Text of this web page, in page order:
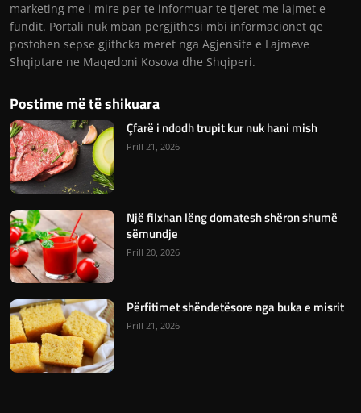
marketing me i mire per te informuar te tjeret me lajmet e
fundit. Portali nuk mban pergjithesi mbi informacionet qe
postohen sepse gjithcka meret nga Agjensite e Lajmeve
Shqiptare ne Maqedoni Kosova dhe Shqiperi.
Postime më të shikuara
Çfarë i ndodh trupit kur nuk hani mish
Prill 21, 2026
Një filxhan lëng domatesh shëron shumë
sëmundje
Prill 20, 2026
Përfitimet shëndetësore nga buka e misrit
Prill 21, 2026